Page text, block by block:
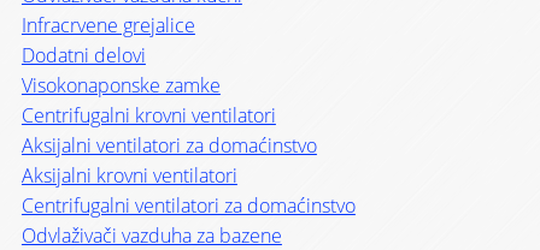
Infracrvene grejalice
Dodatni delovi
Visokonaponske zamke
Centrifugalni krovni ventilatori
Aksijalni ventilatori za domaćinstvo
Aksijalni krovni ventilatori
Centrifugalni ventilatori za domaćinstvo
Odvlaživači vazduha za bazene